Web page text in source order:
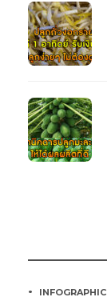
INFOGRAPHIC